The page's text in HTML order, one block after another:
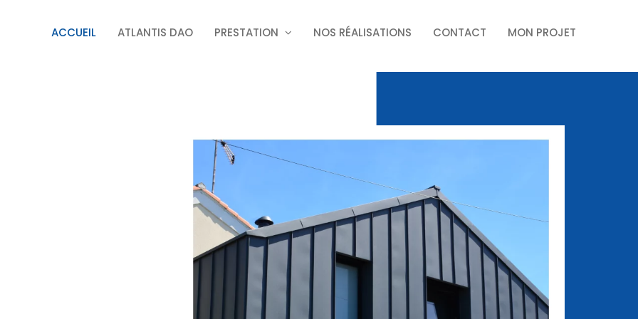
ACCUEIL ATLANTIS DAO PRESTATION NOS RÉALISATIONS CONTACT MON PROJET